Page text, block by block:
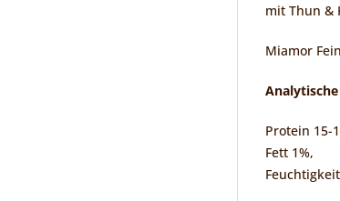
mit Thun &
Miamor
Protein 15-
Fett 1%,